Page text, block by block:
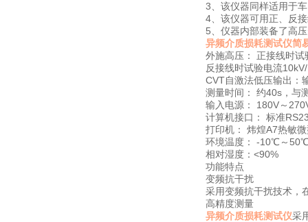
3、该仪器同样适用于
4、该仪器可用正、反
5、仪器内部装备了高
异频介质损耗测试仪简
外施高压： 正接线时
反接线时试验电流
CVT自激法低压输出：
测量时间： 约40s，与
输入电源： 180V～
计算机接口： 标准
打印机： 炜煌A7热敏
环境温度： -10℃～
相对湿度：<90%
功能特点
变频抗干扰
采用变频抗干扰技术，
高精度测量
异频介质损耗测试仪采